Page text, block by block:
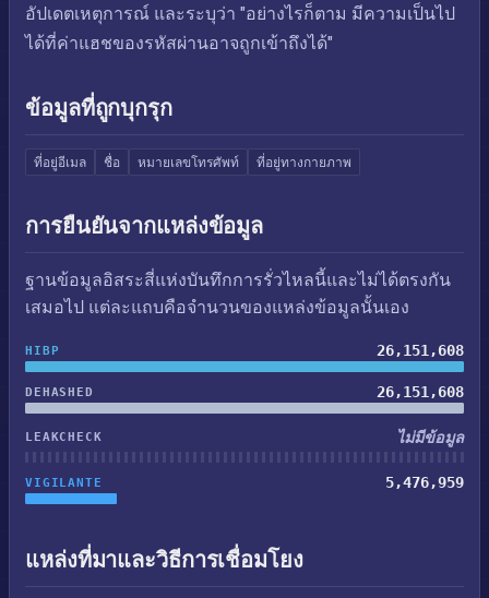
อัปเดตเหตุการณ์ และระบุว่า "อย่างไรก็ตาม มีความเป็นไป
ได้ที่ค่าแฮชของรหัสผ่านอาจถูกเข้าถึงได้"
ข้อมูลที่ถูกบุกรุก
ที่อยู่อีเมล ชื่อ หมายเลขโทรศัพท์ ที่อยู่ทางกายภาพ
การยืนยันจากแหล่งข้อมูล
ฐานข้อมูลอิสระสี่แห่งบันทึกการรั่วไหลนี้และไม่ได้ตรงกัน
เสมอไป แต่ละแถบคือจำนวนของแหล่งข้อมูลนั้นเอง
HIBP 26,151,608
DEHASHED 26,151,608
LEAKCHECK ไม่มีข้อมูล
VIGILANTE 5,476,959
แหล่งที่มาและวิธีการเชื่อมโยง